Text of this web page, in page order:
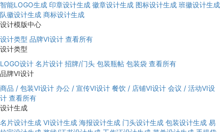
智能LOGO生成 印章设计生成 徽章设计生成 图标设计生成 班徽设计生成
队徽设计生成 商标设计生成
设计模版中心
设计类型 品牌VI设计 查看所有
设计类型
LOGO设计 名片设计 招牌/门头 包装瓶帖 包装袋 查看所有
品牌VI设计
商品 / 包装VI设计 办公 / 宣传VI设计 餐饮 / 店铺VI设计 会议 / 活动VI设
计 查看所有
设计生成
名片设计生成 VI设计生成 海报设计生成 门头设计生成 包装设计生成 易